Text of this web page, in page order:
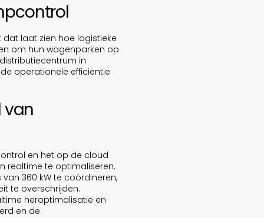
laat zien hoe logistieke
om hun wagenparken op
in
operationele efficiëntie
van
en het op de cloud
realtime te optimaliseren.
360 kW te coördineren,
te overschrijden.
heroptimalisatie en
en de